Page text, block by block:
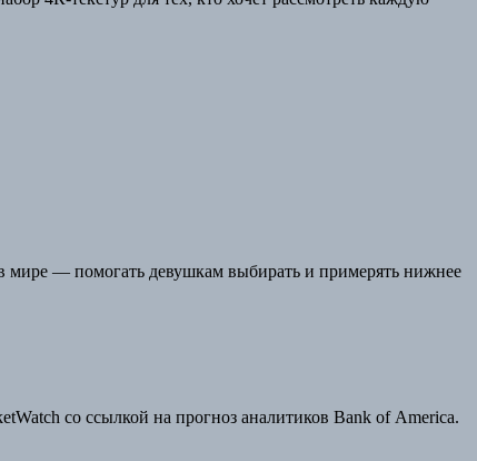
мире — помогать девушкам выбирать и примерять нижнее
со ссылкой на прогноз аналитиков Bank of America.